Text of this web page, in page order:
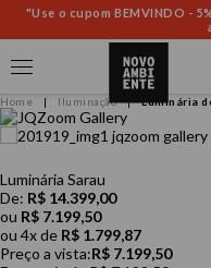
"Use o cupom BEMVINDO -
Iluminação Luminária
Luminária Sarau
De: R$ 14.399,00
ou R$ 7.199,50
ou 4xde R$ 1.799,87
Preço a vista:R$ 7.199,50